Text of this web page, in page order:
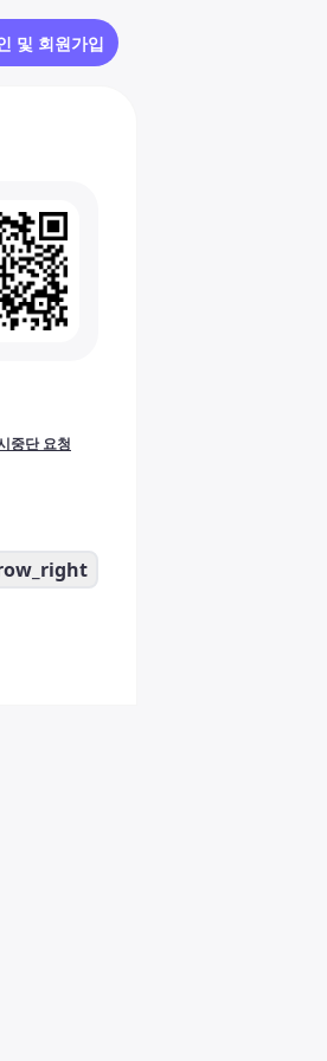
및 회원가입
중단 요청